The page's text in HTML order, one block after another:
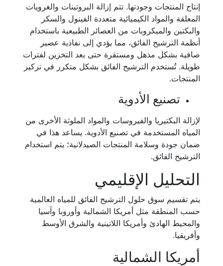
إنتاج المنتجات وجودتها. تتم إزالة البروتينات والغرويات
المعلقة والمواد الكيميائية متعددة الفينول والسكر
والبكتين والميكروبات من العصائر الطبيعية باستخدام
أنظمة الترشيح الفائق، مما يؤدي إلى نفاذية عصير
صافية بشكل مذهل ومستقرة حتى بعد التخزين لفترات
طويلة. تُستخدم الترشيح الفائق بشكل متكرر في تركيز
المنتجات.
تصنيع الأدوية
لإزالة البكتيريا والفيروسات والمواد الملوثة الأخرى من
المياه المستخدمة في تصنيع الأدوية. يساعد هذا في
ضمان جودة وسلامة المنتجات الصيدلانية؛ يتم استخدام
الترشيح الفائق.
التحليل الإقليمي
يتم تقسيم سوق حلول الترشيح الفائق للمياه العالمية
حسب المنطقة مثل أمريكا الشمالية وأوروبا وآسيا
والمحيط الهادئ وأمريكا اللاتينية والشرق الأوسط
وأفريقيا.
أمريكا الشمالية